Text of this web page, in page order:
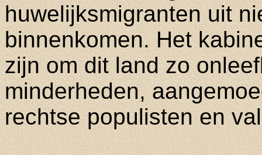
huwelijksmigranten uit
binnenkomen. Het
zijn om dit land zo
minderheden,
rechtse populisten en